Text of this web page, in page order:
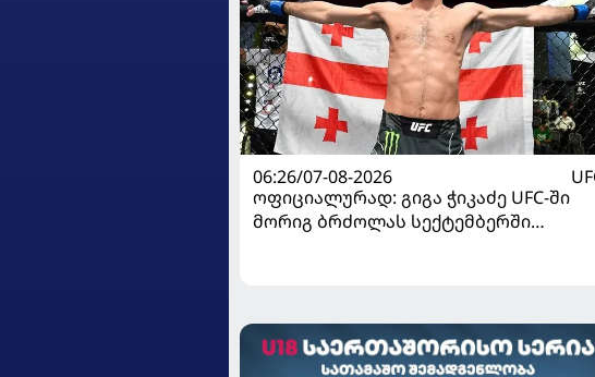
06:26/07-08-2026
ოფიციალურად: გიგა ჭიკაძე UFC-ში
მორიგ ბრძოლას სექტემბერში